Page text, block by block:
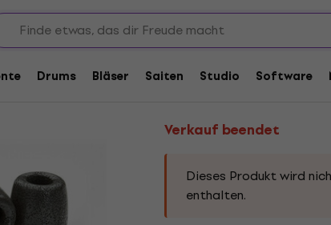
Drums Bläser Saiten Studio Software
für Kopfhörer
Verkauf beendet
Comply Ohrpolster
Verkauf beendet
Dieses Produkt wird
enthalten.